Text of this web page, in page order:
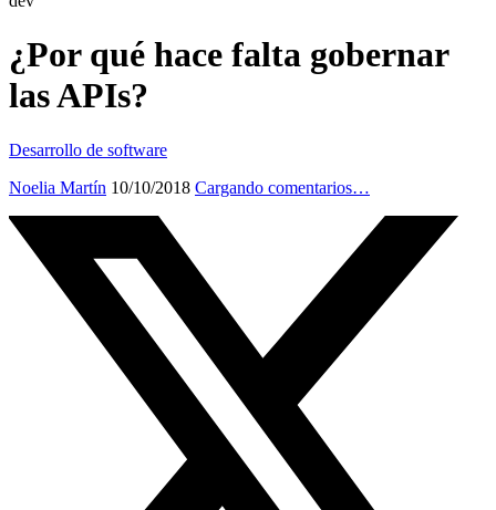
¿Por qué hace falta gobernar
las APIs?
Desarrollo de software
Noelia Martín 10/10/2018 Cargando comentarios…